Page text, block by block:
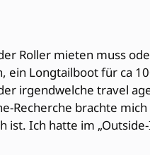
Roller mieten muss
ein Longtailboot für ca
irgendwelche travel
Recherche brachte
ist. Ich hatte im